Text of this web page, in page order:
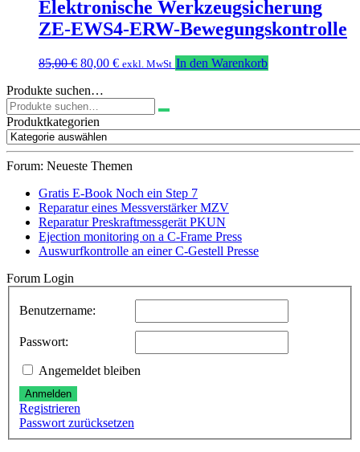
Elektronische Werkzeugsicherung
ZE-EWS4-ERW-Bewegungskontrolle
85,00€ Ursprünglicher
war:
85,00 €
80,00 €Aktueller
80,00 €.
exkl. MwSt In den Warenkorb
Produkte suchen…
Suchen
nach:
Produktkategorien
Forum: Neueste Themen
Gratis E-Book Noch ein Step 7
Reparatur eines Messverstärker MZV
Reparatur Preskraftmessgerät PKUN
Ejection monitoring on a C-Frame Press
Auswurfkontrolle an einer C-Gestell Presse
Forum Login
Benutzername:
Passwort:
Angemeldet bleiben
Anmelden
Registrieren
Passwort zurücksetzen